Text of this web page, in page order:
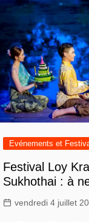
Evénements et
Festival Loy
Sukhothai : à
vendredi 4 juillet